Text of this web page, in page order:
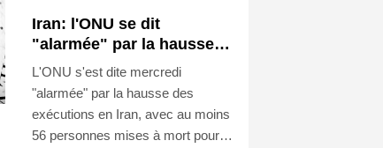
avec les Etats-Unis.
Iran: l'ONU se dit
"alarmée" par la hausse
des exécutions depuis
mars
L'ONU s'est dite mercredi
"alarmée" par la hausse des
exécutions en Iran, avec au moins
56 personnes mises à mort pour